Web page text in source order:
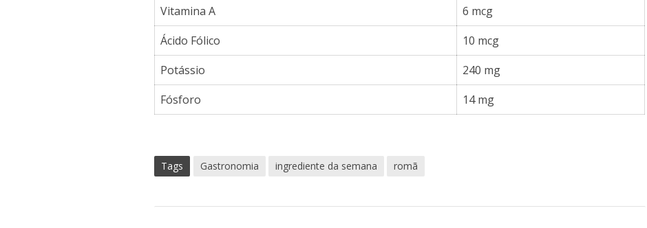
Vitamina A
6 mcg
Ácido Fólico
10 mcg
Potássio
240 mg
Fósforo
14 mg
Tags Gastronomia ingrediente da semana romã